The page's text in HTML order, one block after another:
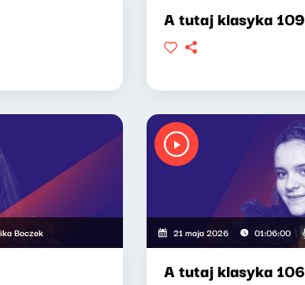
A tutaj klasyka 109
Boczek 21 maja 2026 01:06:00
A tutaj klasyka 106